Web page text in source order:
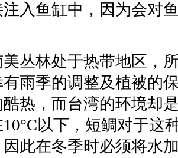
入鱼缸中，因为会对
林处于热带地区，所
雨季的调整及植被的
热，而台湾的环境却
以下，短鲷对于这
此在冬季时必须将水